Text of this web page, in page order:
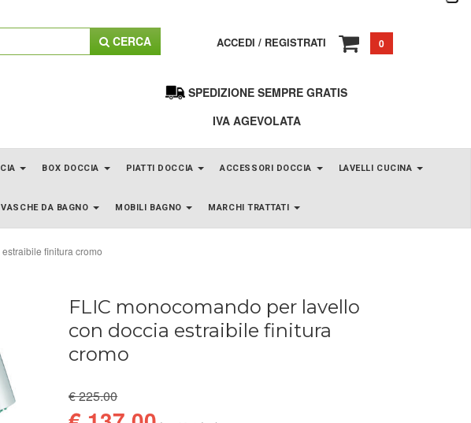
CERCA ACCEDI / REGISTRATI 0
SPEDIZIONE SEMPRE GRATIS
IVA AGEVOLATA
BOX DOCCIA PIATTI DOCCIA ACCESSORI DOCCIA LAVELLI CUCINA
VASCHE DA BAGNO MOBILI BAGNO MARCHI TRATTATI
finitura cromo
FLIC monocomando per lavello
con doccia estraibile finitura
cromo
€ 225.00